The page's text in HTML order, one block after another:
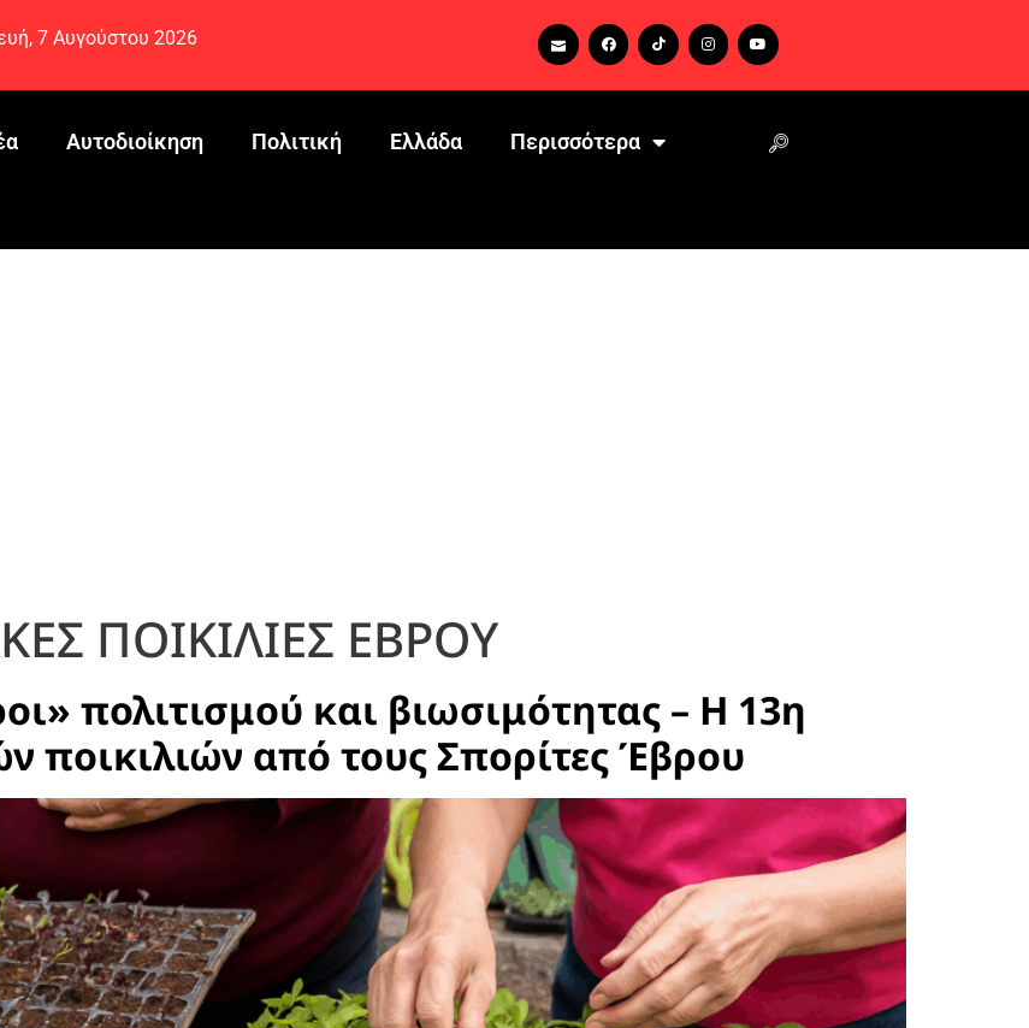
7 Αυγούστου 2026
Αυτοδιοίκηση Πολιτική Ελλάδα Περισσότερα
ΠΟΙΚΙΛΙΕΣ ΕΒΡΟΥ
πολιτισμού και βιωσιμότητας – Η 13η
ποικιλιών από τους Σπορίτες Έβρου